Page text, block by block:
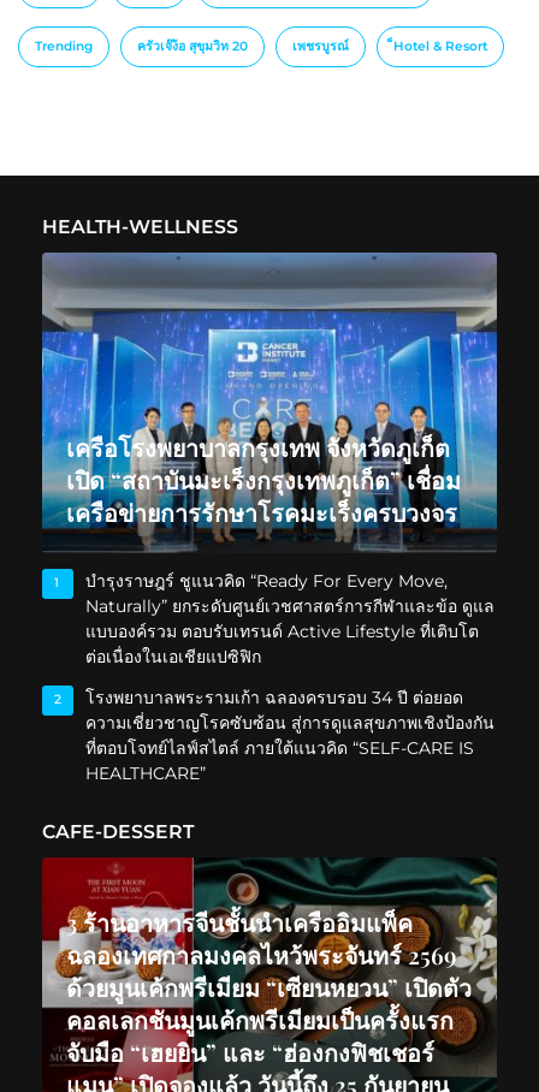
Trending ครัวเจ๊ง้อ สุขุมวิท 20 เพชรบูรณ์ ็Hotel & Resort
HEALTH-WELLNESS
เครือโรงพยาบาลกรุงเทพ จังหวัดภูเก็ต
เปิด “สถาบันมะเร็งกรุงเทพภูเก็ต” เชื่อม
เครือข่ายการรักษาโรคมะเร็งครบวงจร
1
บำรุงราษฎร์ ชูแนวคิด “Ready For Every Move,
Naturally” ยกระดับศูนย์เวชศาสตร์การกีฬาและข้อ ดูแล
แบบองค์รวม ตอบรับเทรนด์ Active Lifestyle ที่เติบโต
ต่อเนื่องในเอเชียแปซิฟิก
2
โรงพยาบาลพระรามเก้า ฉลองครบรอบ 34 ปี ต่อยอด
ความเชี่ยวชาญโรคซับซ้อน สู่การดูแลสุขภาพเชิงป้องกัน
ที่ตอบโจทย์ไลฟ์สไตล์ ภายใต้แนวคิด “SELF-CARE IS
HEALTHCARE”
CAFE-DESSERT
3 ร้านอาหารจีนชั้นนำเครืออิมแพ็ค
ฉลองเทศกาลมงคลไหว้พระจันทร์ 2569
ด้วยมูนเค้กพรีเมียม “เซียนหยวน” เปิดตัว
คอลเลกชันมูนเค้กพรีเมียมเป็นครั้งแรก
จับมือ “เฮยยิน” และ “ฮ่องกงฟิชเชอร์
แมน” เปิดจองแล้ว วันนี้ถึง 25 กันยายน